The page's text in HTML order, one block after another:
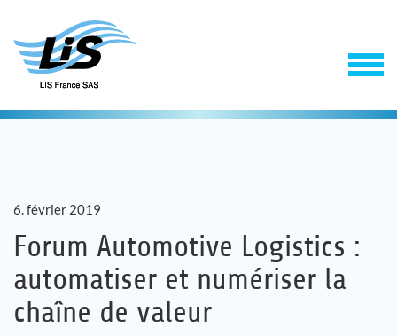
Solutions
6. février 2019
Forum Automotive Logistics :
automatiser et numériser la
chaîne de valeur